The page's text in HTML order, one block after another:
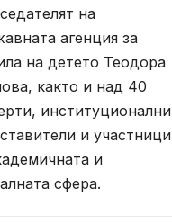
на
агенция за
на детето Теодора
както и над 40
институционални
и участници
и
сфера.